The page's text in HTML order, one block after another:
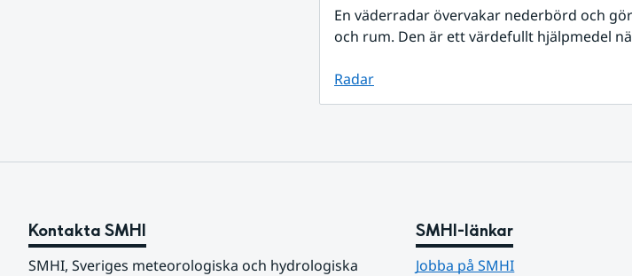
En väderradar övervakar nederbörd och
och rum. Den är ett värdefullt hjälpmedel
Radar
Kontakta SMHI
SMHI, Sveriges meteorologiska och hydrologiska
SMHI-länkar
Jobba på SMHI